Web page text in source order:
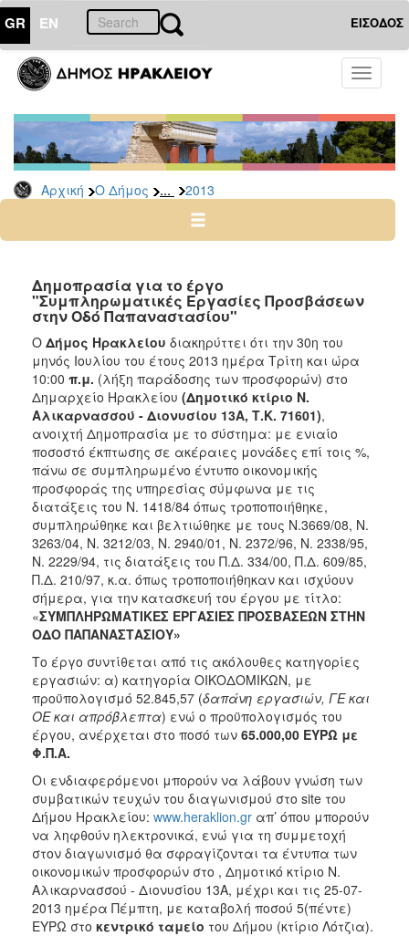
GR EN ΕΙΣΟΔΟΣ
Toggle
Αρχική Ο Δήμος ... 2013
ΔΗΜΟΣ
Διακηρύξεις
Δημοπρασίες
Αρχείο
2025
2023
2022
2021
2020
2019
2018
2017
2016
2015
2013
ΤΟΠΟΣ
ΠΟΛΙΤΙΣΜΟΣ
ΑΝΘΕΚΤΙΚΗ
ΠΟΛΗ
Δημοπρασία για το έργο
"Συμπληρωματικές Εργασίες Προσβάσεων
στην Οδό Παπαναστασίου"
Ο Δήμος Ηρακλείου διακηρύττει ότι την 30η του
μηνός Ιουλίου του έτους 2013 ημέρα Τρίτη και ώρα
10:00 π.μ. (λήξη παράδοσης των προσφορών) στο
Δημαρχείο Ηρακλείου (Δημοτικό κτίριο Ν.
Αλικαρνασσού - Διονυσίου 13Α, Τ.Κ. 71601),
ανοιχτή Δημοπρασία με το σύστημα: με ενιαίο
ποσοστό έκπτωσης σε ακέραιες μονάδες επί τοις %,
πάνω σε συμπληρωμένο έντυπο οικονομικής
προσφοράς της υπηρεσίας σύμφωνα με τις
διατάξεις του Ν. 1418/84 όπως τροποποιήθηκε,
συμπληρώθηκε και βελτιώθηκε με τους Ν.3669/08, N.
3263/04, Ν. 3212/03, Ν. 2940/01, Ν. 2372/96, Ν. 2338/95,
Ν. 2229/94, τις διατάξεις του Π.Δ. 334/00, Π.Δ. 609/85,
Π.Δ. 210/97, κ.α. όπως τροποποιήθηκαν και ισχύουν
σήμερα, για την κατασκευή του έργου με τίτλο:
«ΣΥΜΠΛΗΡΩΜΑΤΙΚΕΣ ΕΡΓΑΣΙΕΣ ΠΡΟΣΒΑΣΕΩΝ ΣΤΗΝ
ΟΔΟ ΠΑΠΑΝΑΣΤΑΣΙΟΥ»
Το έργο συντίθεται από τις ακόλουθες κατηγορίες
εργασιών: α) κατηγορία ΟΙΚΟΔΟΜΙΚΩΝ, με
προϋπολογισμό 52.845,57 (δαπάνη εργασιών, ΓΕ και
ΟΕ και απρόβλεπτα) ενώ ο προϋπολογισμός του
έργου, ανέρχεται στο ποσό των 65.000,00 ΕΥΡΩ με
Φ.Π.Α.
Οι ενδιαφερόμενοι μπορούν να λάβουν γνώση των
συμβατικών τευχών του διαγωνισμού στο site του
Δήμου Ηρακλείου: www.heraklion.gr απ’ όπου μπορούν
να ληφθούν ηλεκτρονικά, ενώ για τη συμμετοχή
στον διαγωνισμό θα σφραγίζονται τα έντυπα των
οικονομικών προσφορών στο , Δημοτικό κτίριο Ν.
Αλικαρνασσού - Διονυσίου 13Α, μέχρι και τις 25-07-
2013 ημέρα Πέμπτη, με καταβολή ποσού 5(πέντε)
ΕΥΡΩ στο κεντρικό ταμείο του Δήμου (κτίριο Λότζια).